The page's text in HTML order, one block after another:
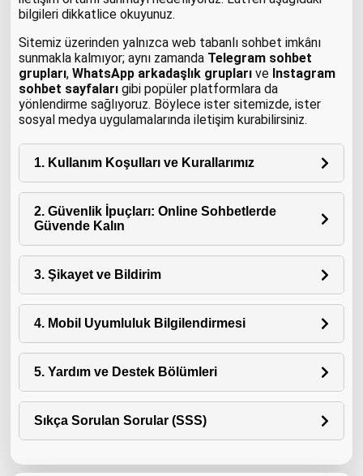
bilgileri dikkatlice okuyunuz.
Sitemiz üzerinden yalnızca web tabanlı sohbet imkânı
sunmakla kalmıyor; aynı zamanda Telegram sohbet
grupları, WhatsApp arkadaşlık grupları ve Instagram
sohbet sayfaları gibi popüler platformlara da
yönlendirme sağlıyoruz. Böylece ister sitemizde, ister
sosyal medya uygulamalarında iletişim kurabilirsiniz.
1. Kullanım Koşulları ve Kurallarımız
2. Güvenlik İpuçları: Online Sohbetlerde
Güvende Kalın
3. Şikayet ve Bildirim
4. Mobil Uyumluluk Bilgilendirmesi
5. Yardım ve Destek Bölümleri
Sıkça Sorulan Sorular (SSS)